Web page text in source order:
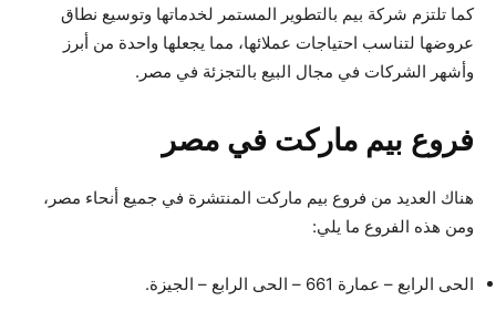
كما تلتزم شركة بيم بالتطوير المستمر لخدماتها وتوسيع نطاق
عروضها لتناسب احتياجات عملائها، مما يجعلها واحدة من أبرز
وأشهر الشركات في مجال البيع بالتجزئة في مصر.
فروع بيم ماركت في مصر
هناك العديد من فروع بيم ماركت المنتشرة في جميع أنحاء مصر،
ومن هذه الفروع ما يلي:
الحى الرابع – عمارة 661 – الحى الرابع – الجيزة.